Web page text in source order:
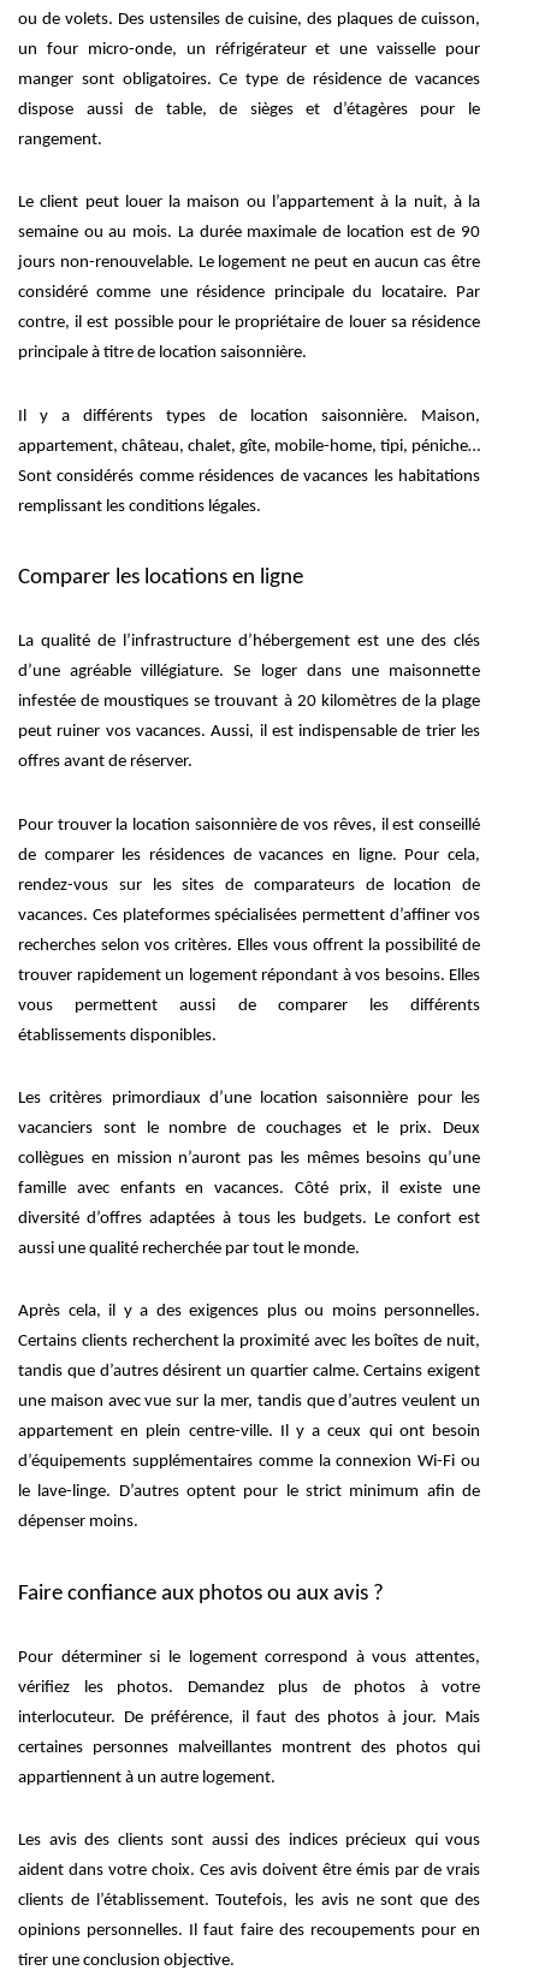
ou de volets. Des ustensiles de cuisine, des plaques de cuisson,
un four micro-onde, un réfrigérateur et une vaisselle pour
manger sont obligatoires. Ce type de résidence de vacances
dispose aussi de table, de sièges et d’étagères pour le
rangement.
Le client peut louer la maison ou l’appartement à la nuit, à la
semaine ou au mois. La durée maximale de location est de 90
jours non-renouvelable. Le logement ne peut en aucun cas être
considéré comme une résidence principale du locataire. Par
contre, il est possible pour le propriétaire de louer sa résidence
principale à titre de location saisonnière.
Il y a différents types de location saisonnière. Maison,
appartement, château, chalet, gîte, mobile-home, tipi, péniche…
Sont considérés comme résidences de vacances les habitations
remplissant les conditions légales.
Comparer les locations en ligne
La qualité de l’infrastructure d’hébergement est une des clés
d’une agréable villégiature. Se loger dans une maisonnette
infestée de moustiques se trouvant à 20 kilomètres de la plage
peut ruiner vos vacances. Aussi, il est indispensable de trier les
offres avant de réserver.
Pour trouver la location saisonnière de vos rêves, il est conseillé
de comparer les résidences de vacances en ligne. Pour cela,
rendez-vous sur les sites de comparateurs de location de
vacances. Ces plateformes spécialisées permettent d’affiner vos
recherches selon vos critères. Elles vous offrent la possibilité de
trouver rapidement un logement répondant à vos besoins. Elles
vous permettent aussi de comparer les différents
établissements disponibles.
Les critères primordiaux d’une location saisonnière pour les
vacanciers sont le nombre de couchages et le prix. Deux
collègues en mission n’auront pas les mêmes besoins qu’une
famille avec enfants en vacances. Côté prix, il existe une
diversité d’offres adaptées à tous les budgets. Le confort est
aussi une qualité recherchée par tout le monde.
Après cela, il y a des exigences plus ou moins personnelles.
Certains clients recherchent la proximité avec les boîtes de nuit,
tandis que d’autres désirent un quartier calme. Certains exigent
une maison avec vue sur la mer, tandis que d’autres veulent un
appartement en plein centre-ville. Il y a ceux qui ont besoin
d’équipements supplémentaires comme la connexion Wi-Fi ou
le lave-linge. D’autres optent pour le strict minimum afin de
dépenser moins.
Faire confiance aux photos ou aux avis ?
Pour déterminer si le logement correspond à vous attentes,
vérifiez les photos. Demandez plus de photos à votre
interlocuteur. De préférence, il faut des photos à jour. Mais
certaines personnes malveillantes montrent des photos qui
appartiennent à un autre logement.
Les avis des clients sont aussi des indices précieux qui vous
aident dans votre choix. Ces avis doivent être émis par de vrais
clients de l’établissement. Toutefois, les avis ne sont que des
opinions personnelles. Il faut faire des recoupements pour en
tirer une conclusion objective.